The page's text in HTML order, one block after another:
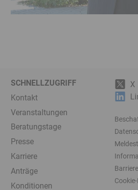
Ein Gründerdarlehen
SCHNELLZUGRIFF
Kontakt
Veranstaltungen
Beratungstage
Presse
Karriere
Anträge
Konditionen
X